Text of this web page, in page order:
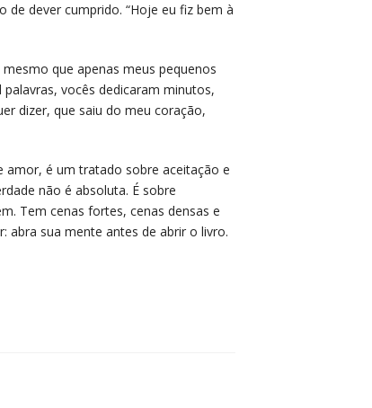
dever cumprido. “Hoje eu fiz bem à
que apenas meus pequenos
vocês dedicaram minutos,
dizer, que saiu do meu coração,
amor, é um tratado sobre aceitação e
não é absoluta. É sobre
Tem cenas fortes, cenas densas e
abra sua mente antes de abrir o livro.